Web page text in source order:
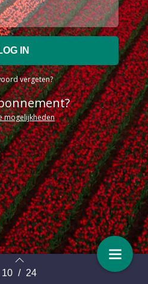
10 / 24
vergeten?
mogelijkheden